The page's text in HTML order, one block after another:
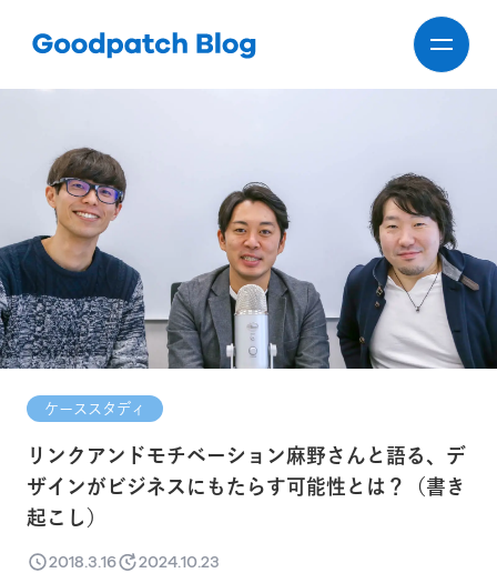
ケーススタディ
リンクアンドモチベーション麻野さんと語る、デ
ザインがビジネスにもたらす可能性とは？（書き
起こし）
2018.3.16 2024.10.23